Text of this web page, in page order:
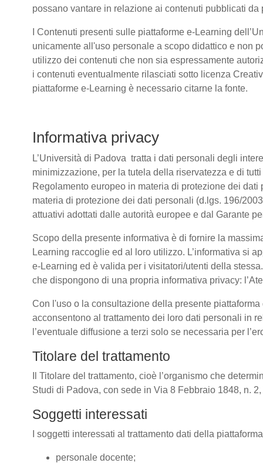
possano vantare in relazione ai contenuti pubblicati da
I Contenuti presenti sulle piattaforme e-Learning
unicamente all'uso personale a scopo didattico e non
utilizzo dei contenuti che non sia espressamente
i contenuti eventualmente rilasciati sotto licenza
piattaforme e-Learning è necessario citarne la fonte.
Informativa privacy
L’Università di Padova tratta i dati personali degli
minimizzazione, per la tutela della riservatezza e di
Regolamento europeo in materia di protezione dei
materia di protezione dei dati personali (d.lgs. 196/
attuativi adottati dalle autorità europee e dal Garante
Scopo della presente informativa è di fornire la
Learning raccoglie ed al loro utilizzo. L’informativa si
e-Learning ed è valida per i visitatori/utenti della
che dispongono di una propria informativa privacy:
Con l'uso o la consultazione della presente
acconsentono al trattamento dei loro dati personali in
l’eventuale diffusione a terzi solo se necessaria per
Titolare del trattamento
Il Titolare del trattamento, cioè l’organismo che
Studi di Padova, con sede in Via 8 Febbraio 1848, n.
Soggetti interessati
I soggetti interessati al trattamento dati della
personale docente;